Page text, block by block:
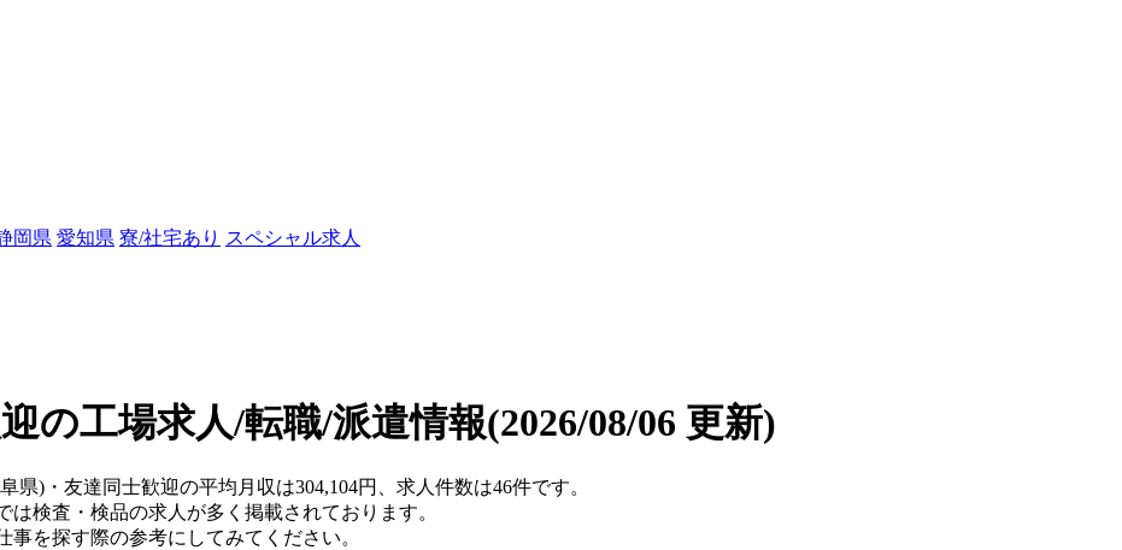
岡県 愛知県 寮/社宅あり スペシャル求人
の工場求人/転職/派遣情報(2026/08/06 更新)
)・友達同士歓迎の平均月収は304,104円、求人件数は46件です。
検査・検品の求人が多く掲載されております。
を探す際の参考にしてみてください。